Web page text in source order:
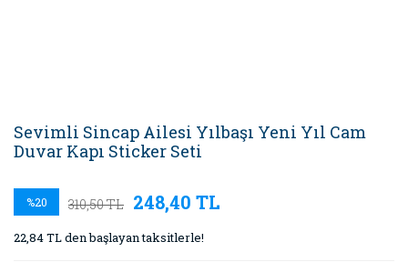
Sevimli Sincap Ailesi Yılbaşı Yeni Yıl Cam
Duvar Kapı Sticker Seti
%20 310,50 TL 248,40 TL
22,84 TL den başlayan taksitlerle!